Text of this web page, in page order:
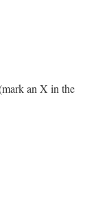
an X in the